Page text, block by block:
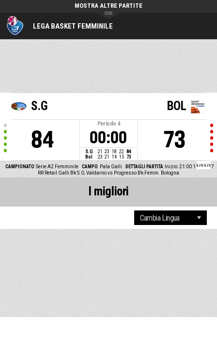
LEGA BASKET FEMMINILE
MOSTRA ALTRE PARTITE
S.G
84
Periodo 4
00:00
S.G 21 23 18 22 84
Bol
23 21 14 15 73
BOL
73
CAMPIONATO Serie A2 Femminile CAMPO Pala Galli DETTAGLI PARTITA
Inizio: 21:00 11/11/17
RR Retail Galli Bk S.G.Valdarno vs Progresso Bk Femm. Bologna
I migliori